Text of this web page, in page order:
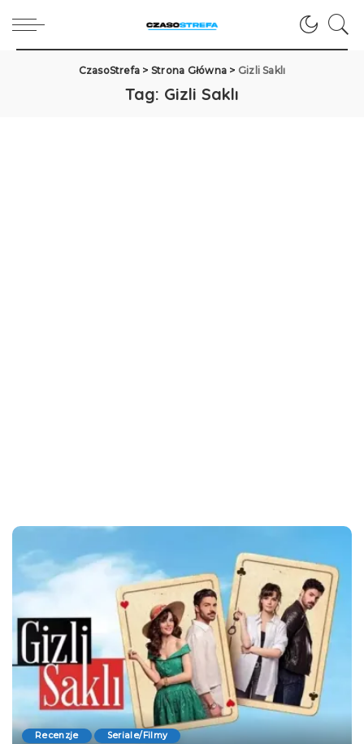
CzasoStrefa > Strona Główna > Gizli Saklı
Tag: Gizli Saklı
Recenzje Seriale/Filmy